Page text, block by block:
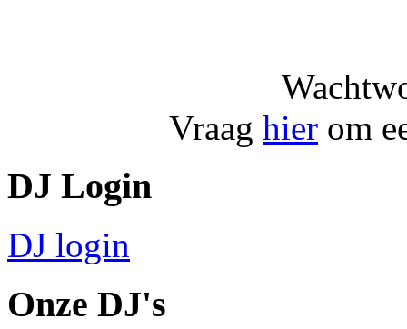
Vraag hier om
DJ Login
DJ login
Onze DJ's